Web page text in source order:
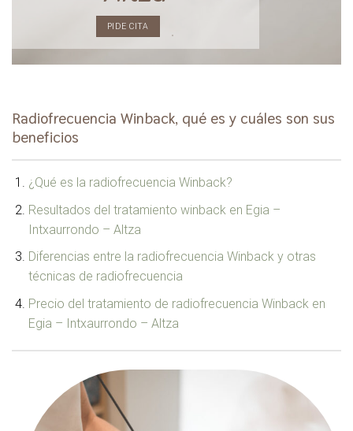
PIDE CITA
Radiofrecuencia Winback, qué es y cuáles son sus
beneficios
¿Qué es la radiofrecuencia Winback?
Resultados del tratamiento winback en Egia –
Intxaurrondo – Altza
Diferencias entre la radiofrecuencia Winback y otras
técnicas de radiofrecuencia
Precio del tratamiento de radiofrecuencia Winback en
Egia – Intxaurrondo – Altza